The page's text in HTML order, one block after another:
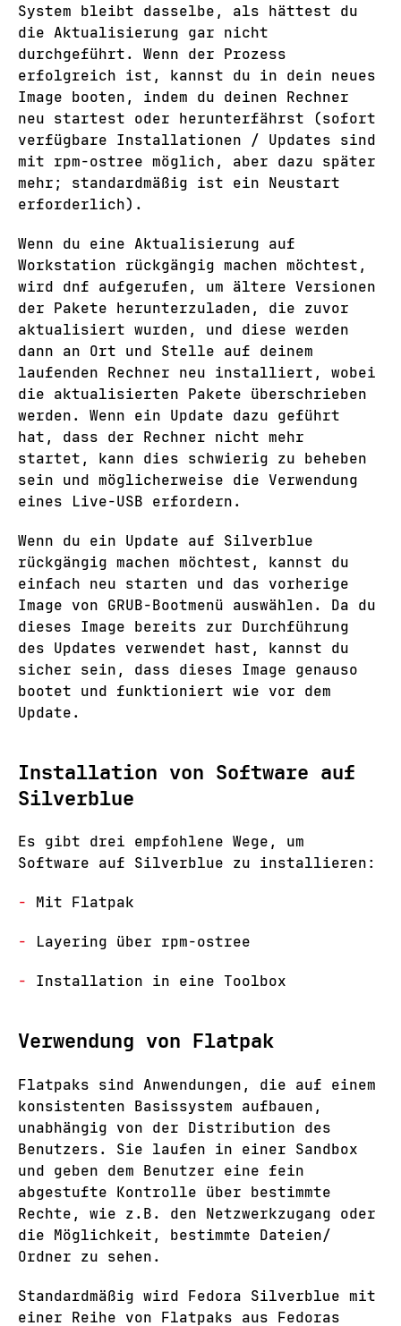
System bleibt dasselbe, als hättest du
die Aktualisierung gar nicht
durchgeführt. Wenn der Prozess
erfolgreich ist, kannst du in dein neues
Image booten, indem du deinen Rechner
neu startest oder herunterfährst (sofort
verfügbare Installationen / Updates sind
mit rpm-ostree möglich, aber dazu später
mehr; standardmäßig ist ein Neustart
erforderlich).
Wenn du eine Aktualisierung auf
Workstation rückgängig machen möchtest,
wird dnf aufgerufen, um ältere Versionen
der Pakete herunterzuladen, die zuvor
aktualisiert wurden, und diese werden
dann an Ort und Stelle auf deinem
laufenden Rechner neu installiert, wobei
die aktualisierten Pakete überschrieben
werden. Wenn ein Update dazu geführt
hat, dass der Rechner nicht mehr
startet, kann dies schwierig zu beheben
sein und möglicherweise die Verwendung
eines Live-USB erfordern.
Wenn du ein Update auf Silverblue
rückgängig machen möchtest, kannst du
einfach neu starten und das vorherige
Image von GRUB-Bootmenü auswählen. Da du
dieses Image bereits zur Durchführung
des Updates verwendet hast, kannst du
sicher sein, dass dieses Image genauso
bootet und funktioniert wie vor dem
Update.
Installation von Software auf
Silverblue
Es gibt drei empfohlene Wege, um
Software auf Silverblue zu installieren:
Mit Flatpak
Layering über rpm-ostree
Installation in eine Toolbox
Verwendung von Flatpak
Flatpaks sind Anwendungen, die auf einem
konsistenten Basissystem aufbauen,
unabhängig von der Distribution des
Benutzers. Sie laufen in einer Sandbox
und geben dem Benutzer eine fein
abgestufte Kontrolle über bestimmte
Rechte, wie z.B. den Netzwerkzugang oder
die Möglichkeit, bestimmte Dateien/
Ordner zu sehen.
Standardmäßig wird Fedora Silverblue mit
einer Reihe von Flatpaks aus Fedoras